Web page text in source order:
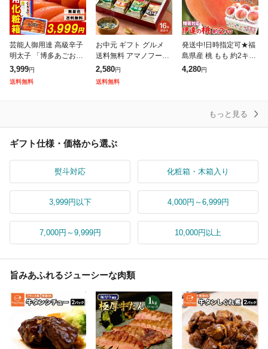
芸能人御用達 高級辛子
明太子 「博多あごおと
し」 500g 一本物 & 化
粧箱入! ギフト めんた
いこ ご飯のお供 ギフト
3,999円
送料無料
お中元 ギフト グルメ
送料無料 アマノフーズ
フリーズドライ おみそ
汁お楽しみギフト 16食
200M 味噌汁 インスタ
2,580円
送料無料
発送中!日時指定可★福
島県産 桃 もも 約2キロ
約5玉〜9玉 旬の果物ギ
4,280円
もっと見る
ギフト仕様・価格から選ぶ
熨斗対応 化粧箱・木箱入り
3,999円以下 4,000円～6,999円
7,000円～9,999円 10,000円以上
旨みあふれるジューシーな肉類